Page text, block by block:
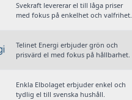
Svekraft levererar el till låga priser
med fokus på enkelhet och valfrihet.
Telinet Energi erbjuder grön och
prisvärd el med fokus på hållbarhet.
Enkla Elbolaget erbjuder enkel och
tydlig el till svenska hushåll.